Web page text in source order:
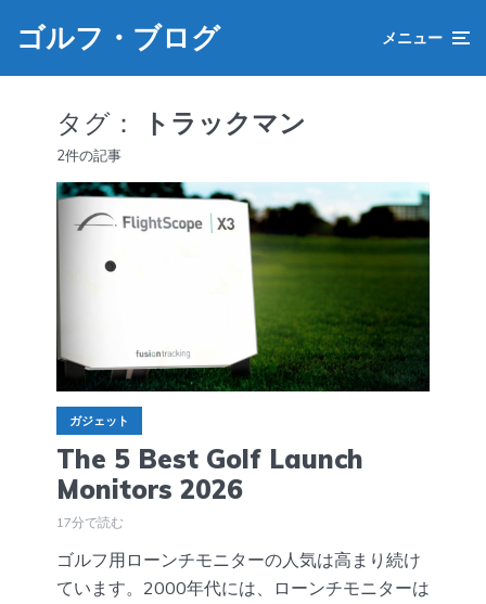
ゴルフ・ブログ メニュー
タグ： トラックマン
2件の記事
ガジェット
The 5 Best Golf Launch
Monitors 2026
17分で読む
ゴルフ用ローンチモニターの人気は高まり続け
ています。2000年代には、ローンチモニターは